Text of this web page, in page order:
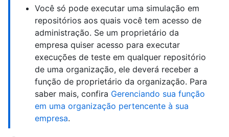
Você só pode executar uma simulação em
repositórios aos quais você tem acesso de
administração. Se um proprietário da
empresa quiser acesso para executar
execuções de teste em qualquer repositório
de uma organização, ele deverá receber a
função de proprietário da organização. Para
saber mais, confira Gerenciando sua função
em uma organização pertencente à sua
empresa.